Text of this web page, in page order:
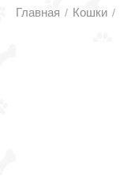
Главная / Кошки /